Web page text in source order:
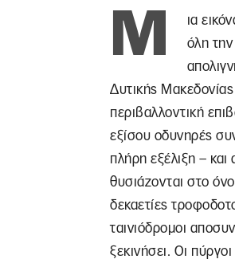
Μ
ια
όλη την
Δυτικής
περιβαλλοντική
εξίσου οδυνηρές
πλήρη εξέλιξη –
θυσιάζονται στο
δεκαετίες
ταινιόδρομοι
ξεκινήσει. Οι